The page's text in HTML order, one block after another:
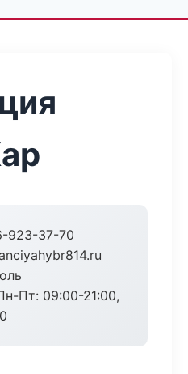
923-37-70
Пт: 09:00-21:00,